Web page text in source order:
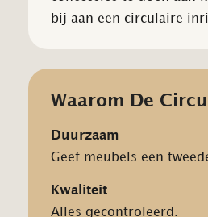
bij aan een circulaire
Waarom De
Duurzaam
Geef meubels een
Kwaliteit
Alles gecontroleerd.